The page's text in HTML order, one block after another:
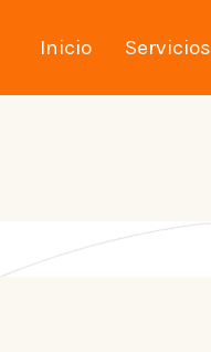
Inicio Servicios